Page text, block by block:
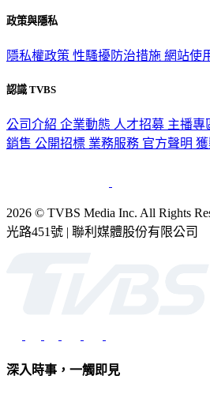
政策與隱私
隱私權政策 性騷擾防治措施 網站使
認識 TVBS
公司介紹 企業動態 人才招募 主播專
銷售 公開招標 業務服務 官方聲明
2026 © TVBS Media Inc. All Rights
光路451號 | 聯利媒體股份有限公司
深入時事，一觸即見